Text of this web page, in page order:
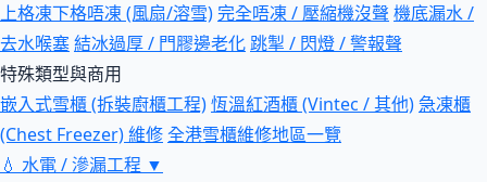
上格凍下格唔凍 (風扇/溶雪)完全唔凍 / 壓縮機沒聲 機底漏水 /
去水喉塞結冰過厚 / 門膠邊老化跳掣 / 閃燈 / 警報聲
特殊類型與商用
嵌入式雪櫃 (拆裝廚櫃工程)恆溫紅酒櫃 (Vintec / 其他)急凍櫃
(Chest Freezer) 維修全港雪櫃維修地區一覽
💧 水電 / 滲漏工程 ▼